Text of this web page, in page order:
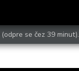
(odpre se čez 39 minut).